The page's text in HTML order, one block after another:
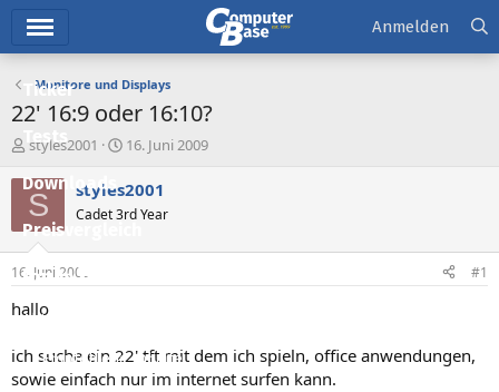
Ticker
Tests
Downloads
Preisvergleich
Forum
Aktuelles
Empfohlene Inhalte
Anmelden
Monitore und Displays
22' 16:9 oder 16:10?
E
s
t
e
e
r
styles2001
E
s
e
t
16. Juni 2009
S styles2001
Cadet 3rd Year
16. Juni 2009 #1
hallo
ich suche ein 22' tft mit dem ich spieln, office anwendungen,
sowie einfach nur im internet surfen kann.